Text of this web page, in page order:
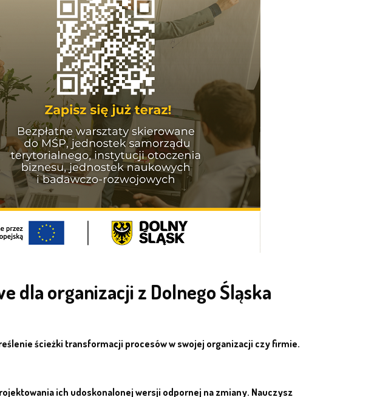
dla organizacji z Dolnego Śląska
ścieżki transformacji procesów w swojej organizacji czy firmie.
ich udoskonalonej wersji odpornej na zmiany. Nauczysz